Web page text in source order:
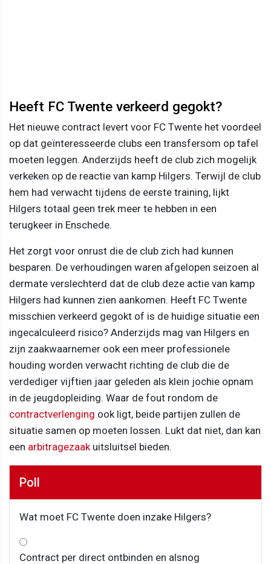
Heeft FC Twente verkeerd gegokt?
Het nieuwe contract levert voor FC Twente het voordeel
op dat geïnteresseerde clubs een transfersom op tafel
moeten leggen. Anderzijds heeft de club zich mogelijk
verkeken op de reactie van kamp Hilgers. Terwijl de club
hem had verwacht tijdens de eerste training, lijkt
Hilgers totaal geen trek meer te hebben in een
terugkeer in Enschede.
Het zorgt voor onrust die de club zich had kunnen
besparen. De verhoudingen waren afgelopen seizoen al
dermate verslechterd dat de club deze actie van kamp
Hilgers had kunnen zien aankomen. Heeft FC Twente
misschien verkeerd gegokt of is de huidige situatie een
ingecalculeerd risico? Anderzijds mag van Hilgers en
zijn zaakwaarnemer ook een meer professionele
houding worden verwacht richting de club die de
verdediger vijftien jaar geleden als klein jochie opnam
in de jeugdopleiding. Waar de fout rondom de
contractverlenging ook ligt, beide partijen zullen de
situatie samen op moeten lossen. Lukt dat niet, dan kan
een arbitragezaak uitsluitsel bieden.
Poll
Wat moet FC Twente doen inzake Hilgers?
Contract per direct ontbinden en alsnog